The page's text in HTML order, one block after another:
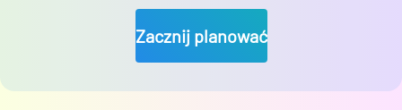
Zacznij planować